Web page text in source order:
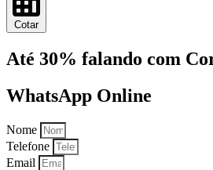
Cotar
Até 30% falando com
WhatsApp Online
Nome
Telefone
Email